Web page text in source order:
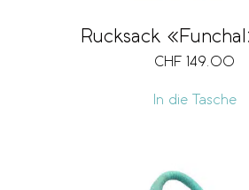
Rucksack
CHF 149.00
In die Tasche